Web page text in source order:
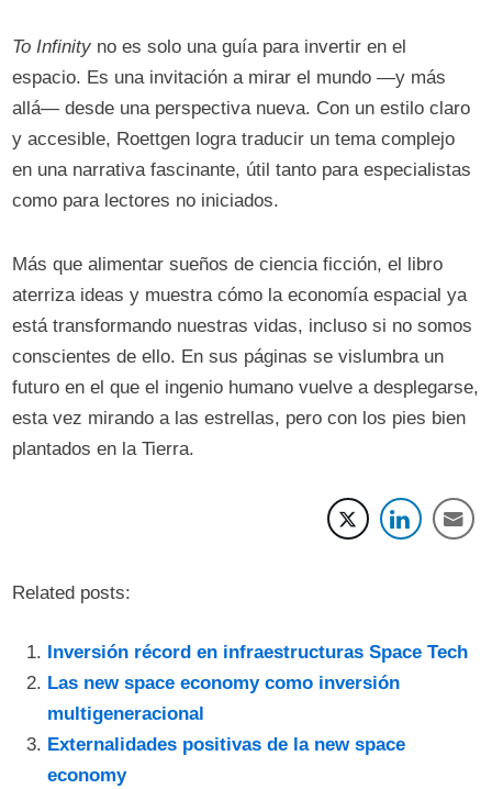
To Infinity no es solo una guía para invertir en el
espacio. Es una invitación a mirar el mundo —y más
allá— desde una perspectiva nueva. Con un estilo claro
y accesible, Roettgen logra traducir un tema complejo
en una narrativa fascinante, útil tanto para especialistas
como para lectores no iniciados.
Más que alimentar sueños de ciencia ficción, el libro
aterriza ideas y muestra cómo la economía espacial ya
está transformando nuestras vidas, incluso si no somos
conscientes de ello. En sus páginas se vislumbra un
futuro en el que el ingenio humano vuelve a desplegarse,
esta vez mirando a las estrellas, pero con los pies bien
plantados en la Tierra.
Related posts:
Inversión récord en infraestructuras Space Tech
Las new space economy como inversión
multigeneracional
Externalidades positivas de la new space
economy